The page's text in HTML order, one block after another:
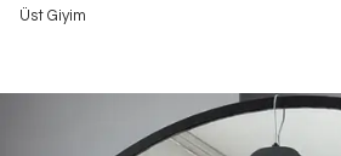
Üst Giyim